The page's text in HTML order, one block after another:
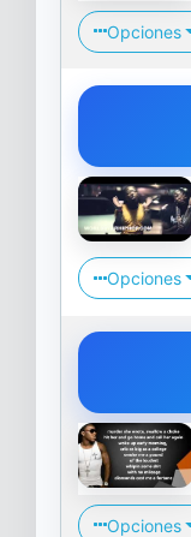
Opciones
Opciones
Opciones